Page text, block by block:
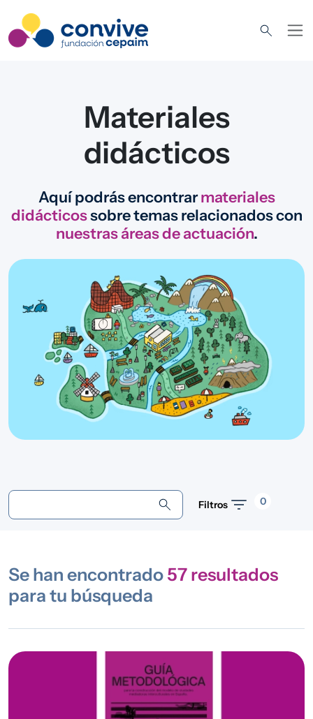
Materiales
didácticos
Aquí podrás encontrarmateriales
didácticossobre temas relacionados con
nuestras áreas de actuación.
Filtros 0
Se han encontrado 57 resultados
para tu búsqueda